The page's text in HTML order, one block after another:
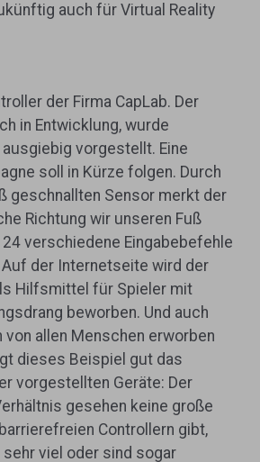
auch für Virtual Reality
der Firma CapLab. Der
in Entwicklung, wurde
vorgestellt. Eine
soll in Kürze folgen. Durch
geschnallten Sensor merkt der
Richtung wir unseren Fuß
verschiedene Eingabebefehle
der Internetseite wird der
Hilfsmittel für Spieler mit
beworben. Und auch
von allen Menschen erworben
dieses Beispiel gut das
vorgestellten Geräte: Der
gesehen keine große
Controllern gibt,
viel oder sind sogar